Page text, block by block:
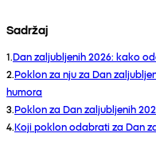
Sadržaj
1.Dan zaljubljenih 2026: kako
2.Poklon za nju za Dan
humora
3.Poklon za Dan zaljubljenih
4.Koji poklon odabrati za Dan